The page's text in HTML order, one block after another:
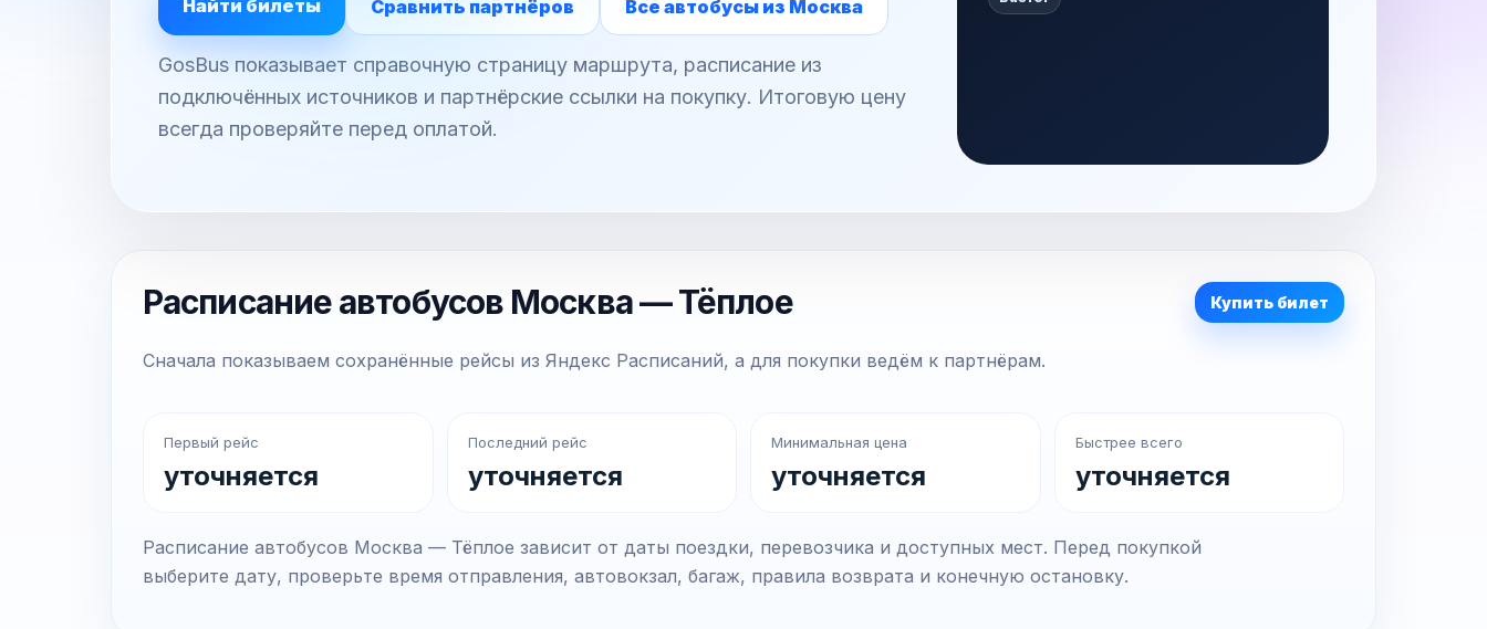
Найти билеты Сравнить партнёров Все автобусы из Москва
GosBus показывает справочную страницу маршрута, расписание из
подключённых источников и партнёрские ссылки на покупку. Итоговую цену
всегда проверяйте перед оплатой.
Расписание автобусов Москва — Тёплое
Сначала показываем сохранённые рейсы из Яндекс Расписаний, а для покупки ведём к партнёрам.
Купить билет
Первый рейс
уточняется
Последний рейс
уточняется
Минимальная цена
уточняется
Быстрее всего
уточняется
Расписание автобусов Москва — Тёплое зависит от даты поездки, перевозчика и доступных мест. Перед покупкой
выберите дату, проверьте время отправления, автовокзал, багаж, правила возврата и конечную остановку.